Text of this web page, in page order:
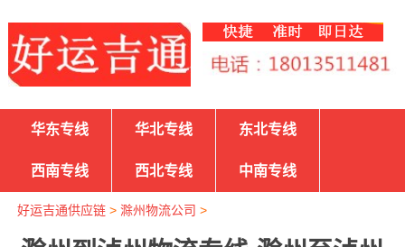
华东专线 华北专线 东北专线
西南专线 西北专线 中南专线
好运吉通供应链> 滁州物流公司 >